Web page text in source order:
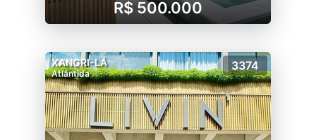
R$ 500.000
XANGRI-LÁ
Atlântida
3374